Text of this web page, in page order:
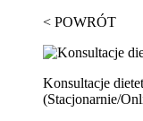
< POWRÓT
Konsultacje
(Stacjonarnie/